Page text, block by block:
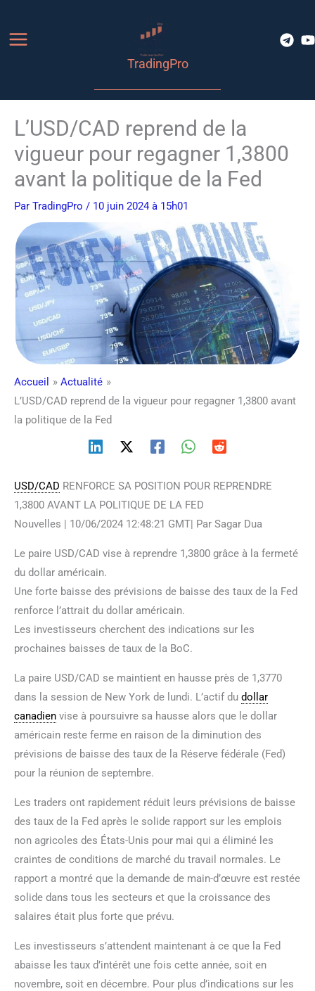
contenu
TradingPro
L’USD/CAD reprend de la
vigueur pour regagner 1,3800
avant la politique de la Fed
Par TradingPro / 10 juin 2024 à 15h01
Accueil
Actualité
L’USD/CAD reprend de la vigueur pour regagner 1,3800 avant
la politique de la Fed
USD/CAD RENFORCE SA POSITION POUR REPRENDRE
1,3800 AVANT LA POLITIQUE DE LA FED
Nouvelles | 10/06/2024 12:48:21 GMT| Par Sagar Dua
Le paire USD/CAD vise à reprendre 1,3800 grâce à la fermeté
du dollar américain.
Une forte baisse des prévisions de baisse des taux de la Fed
renforce l’attrait du dollar américain.
Les investisseurs cherchent des indications sur les
prochaines baisses de taux de la BoC.
La paire USD/CAD se maintient en hausse près de 1,3770
dans la session de New York de lundi. L’actif du dollar
canadien vise à poursuivre sa hausse alors que le dollar
américain reste ferme en raison de la diminution des
prévisions de baisse des taux de la Réserve fédérale (Fed)
pour la réunion de septembre.
Les traders ont rapidement réduit leurs prévisions de baisse
des taux de la Fed après le solide rapport sur les emplois
non agricoles des États-Unis pour mai qui a éliminé les
craintes de conditions de marché du travail normales. Le
rapport a montré que la demande de main-d’œuvre est restée
solide dans tous les secteurs et que la croissance des
salaires était plus forte que prévu.
Les investisseurs s’attendent maintenant à ce que la Fed
abaisse les taux d’intérêt une fois cette année, soit en
novembre, soit en décembre. Pour plus d’indications sur les